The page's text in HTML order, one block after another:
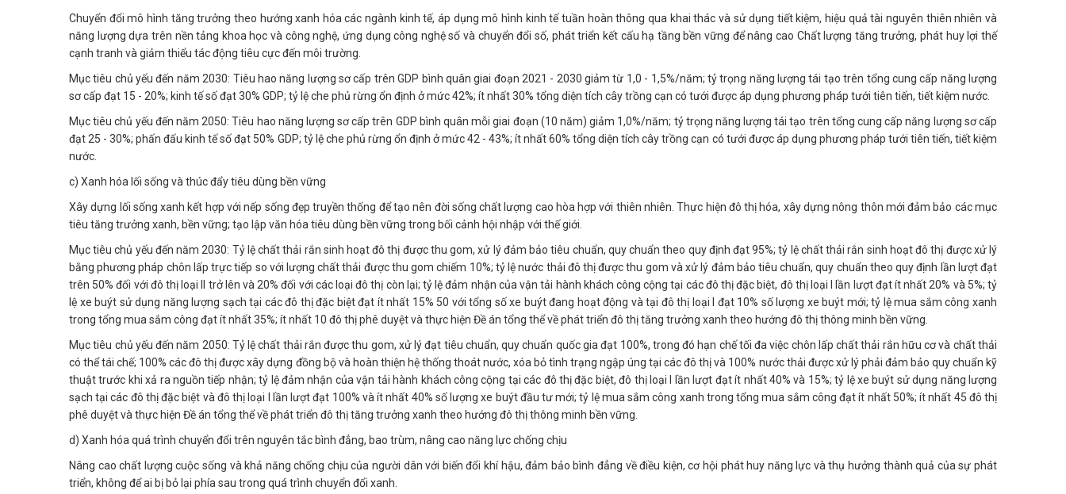
Chuyển đổi mô hình tăng trưởng theo hướng xanh hóa các ngành kinh tế, áp dụng mô hình kinh tế tuần hoàn thông qua khai thác và sử dụng tiết kiệm, hiệu quả tài nguyên thiên nhiên và
năng lượng dựa trên nền tảng khoa học và công nghệ, ứng dụng công nghệ số và chuyển đổi số, phát triển kết cấu hạ tầng bền vững để nâng cao Chất lượng tăng trưởng, phát huy lợi thế
cạnh tranh và giảm thiểu tác động tiêu cực đến môi trường.
Mục tiêu chủ yếu đến năm 2030: Tiêu hao năng lượng sơ cấp trên GDP bình quân giai đoạn 2021 - 2030 giảm từ 1,0 - 1,5%/năm; tỷ trọng năng lượng tái tạo trên tổng cung cấp năng lượng
sơ cấp đạt 15 - 20%; kinh tế số đạt 30% GDP; tỷ lệ che phủ rừng ổn định ở mức 42%; ít nhất 30% tổng diện tích cây trồng cạn có tưới được áp dụng phương pháp tưới tiên tiến, tiết kiệm nước.
Mục tiêu chủ yếu đến năm 2050: Tiêu hao năng lượng sơ cấp trên GDP bình quân mỗi giai đoạn (10 năm) giảm 1,0%/năm; tỷ trọng năng lượng tái tạo trên tổng cung cấp năng lượng sơ cấp
đạt 25 - 30%; phấn đấu kinh tế số đạt 50% GDP; tỷ lệ che phủ rừng ổn định ở mức 42 - 43%; ít nhất 60% tổng diện tích cây trồng cạn có tưới được áp dụng phương pháp tưới tiên tiến, tiết kiệm
nước.
c) Xanh hóa lối sống và thúc đẩy tiêu dùng bền vững
Xây dựng lối sống xanh kết hợp với nếp sống đẹp truyền thống để tạo nên đời sống chất lượng cao hòa hợp với thiên nhiên. Thực hiện đô thị hóa, xây dựng nông thôn mới đảm bảo các mục
tiêu tăng trưởng xanh, bền vững; tạo lập văn hóa tiêu dùng bền vững trong bối cảnh hội nhập với thế giới.
Mục tiêu chủ yếu đến năm 2030: Tỷ lệ chất thải rắn sinh hoạt đô thị được thu gom, xử lý đảm bảo tiêu chuẩn, quy chuẩn theo quy định đạt 95%; tỷ lệ chất thải rắn sinh hoạt đô thị được xử lý
bằng phương pháp chôn lấp trực tiếp so với lượng chất thải được thu gom chiếm 10%; tỷ lệ nước thải đô thị được thu gom và xử lý đảm bảo tiêu chuẩn, quy chuẩn theo quy định lần lượt đạt
trên 50% đối với đô thị loại II trở lên và 20% đối với các loại đô thị còn lại; tỷ lệ đảm nhận của vận tải hành khách công cộng tại các đô thị đặc biệt, đô thị loại I lần lượt đạt ít nhất 20% và 5%; tỷ
lệ xe buýt sử dụng năng lượng sạch tại các đô thị đặc biệt đạt ít nhất 15% 50 với tổng số xe buýt đang hoạt động và tại đô thị loại I đạt 10% số lượng xe buýt mới; tỷ lệ mua sắm công xanh
trong tổng mua sắm công đạt ít nhất 35%; ít nhất 10 đô thị phê duyệt và thực hiện Đề án tổng thể về phát triển đô thị tăng trưởng xanh theo hướng đô thị thông minh bền vững.
Mục tiêu chủ yếu đến năm 2050: Tỷ lệ chất thải rắn được thu gom, xử lý đạt tiêu chuẩn, quy chuẩn quốc gia đạt 100%, trong đó hạn chế tối đa việc chôn lấp chất thải rắn hữu cơ và chất thải
có thể tái chế; 100% các đô thị được xây dựng đồng bộ và hoàn thiện hệ thống thoát nước, xóa bỏ tình trạng ngập úng tại các đô thị và 100% nước thải được xử lý phải đảm bảo quy chuẩn kỹ
thuật trước khi xả ra nguồn tiếp nhận; tỷ lệ đảm nhận của vận tải hành khách công cộng tại các đô thị đặc biệt, đô thị loại I lần lượt đạt ít nhất 40% và 15%; tỷ lệ xe buýt sử dụng năng lượng
sạch tại các đô thị đặc biệt và đô thị loại I lần lượt đạt 100% và ít nhất 40% số lượng xe buýt đầu tư mới; tỷ lệ mua sắm công xanh trong tổng mua sắm công đạt ít nhất 50%; ít nhất 45 đô thị
phê duyệt và thực hiện Đề án tổng thể về phát triển đô thị tăng trưởng xanh theo hướng đô thị thông minh bền vững.
d) Xanh hóa quá trình chuyển đổi trên nguyên tắc bình đẳng, bao trùm, nâng cao năng lực chống chịu
Nâng cao chất lượng cuộc sống và khả năng chống chịu của người dân với biến đổi khí hậu, đảm bảo bình đẳng về điều kiện, cơ hội phát huy năng lực và thụ hưởng thành quả của sự phát
triển, không để ai bị bỏ lại phía sau trong quá trình chuyển đổi xanh.